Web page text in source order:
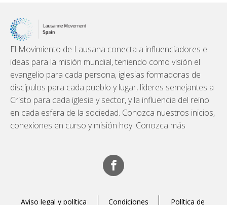
El Movimiento de Lausana conecta a influenciadores e
ideas para la misión mundial, teniendo como visión el
evangelio para cada persona, iglesias formadoras de
discípulos para cada pueblo y lugar, líderes semejantes a
Cristo para cada iglesia y sector, y la influencia del reino
en cada esfera de la sociedad. Conozca nuestros inicios,
conexiones en curso y misión hoy. Conozca más
Aviso legal y política Condiciones Política de